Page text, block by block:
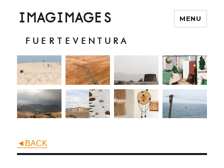
IMAGIMAGES MENU
FUERTEVENTURA
◄BACK